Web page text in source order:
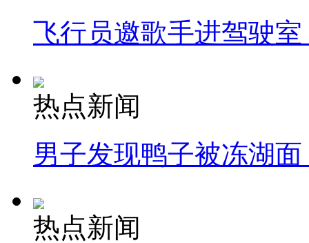
飞行员邀歌手进驾驶
热点新闻
男子发现鸭子被冻湖
热点新闻